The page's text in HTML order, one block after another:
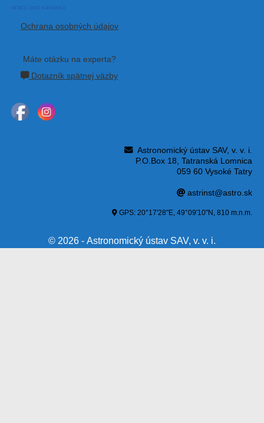
Ochrana osobných údajov
Máte otázku na experta?
Dotazník spätnej väzby
Astronomický ústav SAV, v. v. i.
P.O.Box 18, Tatranská Lomnica
059 60 Vysoké Tatry
astrinst@astro.sk
GPS: 20°17'28"E, 49°09'10"N, 810 m.n.m.
© 2026 - Astronomický ústav SAV, v. v. i.